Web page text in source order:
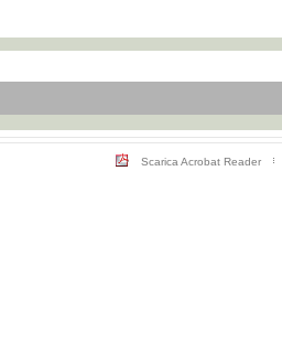
Scarica Acrobat Reader